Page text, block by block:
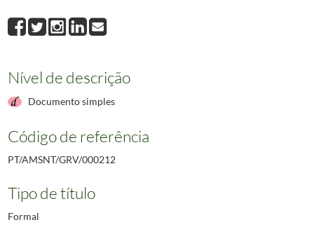
Nível de descrição
Documento simples
Código de referência
PT/AMSNT/GRV/000212
Tipo de título
Formal